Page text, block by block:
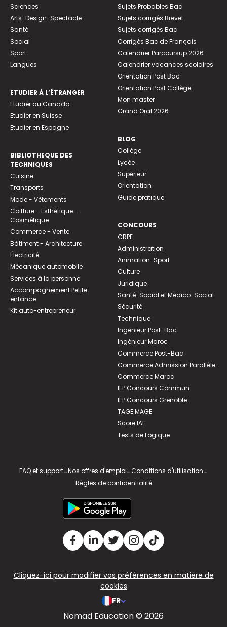
Sciences
Arts-Design-Spectacle
Santé
Social
Sport
Langues
ETUDIER À L’ÉTRANGER
Etudier au Canada
Etudier en Suisse
Etudier en Espagne
BIBLIOTHEQUE DES
TECHNIQUES
Cuisine
Transports
Mode - Vêtements
Coiffure - Esthétique -
Cosmétique
Commerce - Vente
Bâtiment - Architecture
Électricité
Mécanique automobile
Services à la personne
Accompagnement Petite
enfance
Kit auto-entrepreneur
Sujets Probables Bac
Sujets corrigés Brevet
Sujets corrigés Bac
Corrigés Bac de Français
Calendrier Parcoursup 2026
Calendrier vacances scolaires
Orientation Post Bac
Orientation Post Collège
Mon master
Grand Oral 2026
BLOG
Collège
Lycée
Supérieur
Orientation
Guide pratique
CONCOURS
CRPE
Administration
Animation-Sport
Culture
Juridique
Santé-Social et Médico-Social
Sécurité
Technique
Ingénieur Post-Bac
Ingénieur Maroc
Commerce Post-Bac
Commerce Admission Parallèle
Commerce Maroc
IEP Concours Commun
IEP Concours Grenoble
TAGE MAGE
Score IAE
Tests de Logique
FAQ et support-Nos offres d'emploi-Conditions d'utilisation-
Règles de confidentialité
Cliquez-ici pour modifier vos préférences en matière de
cookies
FR
Nomad Education © 2026